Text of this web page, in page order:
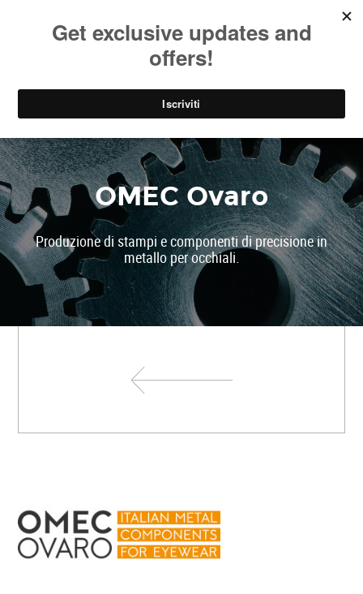
EN
OMEC Ovaro
Produzione di stampi e componenti di precisione in
metallo per occhiali.